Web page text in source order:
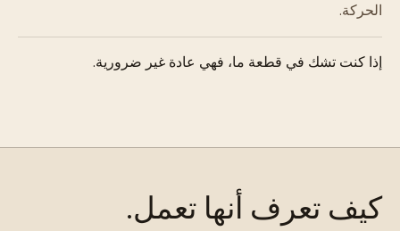
الحركة.
إذا كنت تشك في قطعة ما، فهي عادة غير ضرورية.
كيف تعرف أنها تعمل.